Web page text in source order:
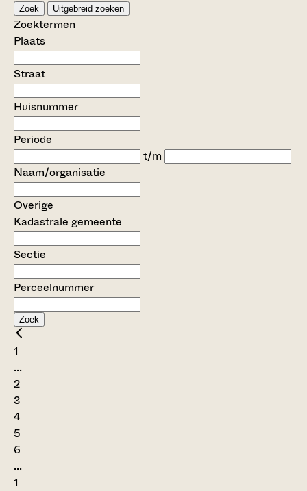
Zoek Uitgebreid zoeken
Zoektermen
Plaats
Straat
Huisnummer
Periode
t/m
Naam/organisatie
Overige
Kadastrale gemeente
Sectie
Perceelnummer
Zoek
1
...
2
3
4
5
6
...
1